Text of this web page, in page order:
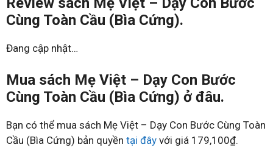
Cùng Toàn Cầu (Bìa Cứng).
Đang cập nhật…
Mua sách Mẹ Việt – Dạy Con Bước
Cùng Toàn Cầu (Bìa Cứng) ở đâu.
Bạn có thể mua sách Mẹ Việt – Dạy Con Bước Cùng Toàn
Cầu (Bìa Cứng) bản quyền tại đây với giá 179,100₫.